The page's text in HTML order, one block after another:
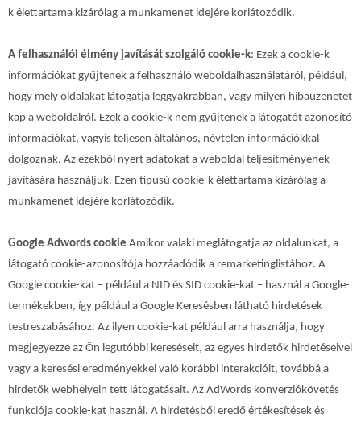
k élettartama kizárólag a munkamenet idejére korlátozódik.
A felhasználói élmény javítását szolgáló cookie-k: Ezek a cookie-k
információkat gyűjtenek a felhasználó weboldalhasználatáról, például,
hogy mely oldalakat látogatja leggyakrabban, vagy milyen hibaüzenetet
kap a weboldalról. Ezek a cookie-k nem gyűjtenek a látogatót azonosító
információkat, vagyis teljesen általános, névtelen információkkal
dolgoznak. Az ezekből nyert adatokat a weboldal teljesítményének
javítására használjuk. Ezen típusú cookie-k élettartama kizárólag a
munkamenet idejére korlátozódik.
Google Adwords cookie Amikor valaki meglátogatja az oldalunkat, a
látogató cookie-azonosítója hozzáadódik a remarketinglistához. A
Google cookie-kat – például a NID és SID cookie-kat – használ a Google-
termékekben, így például a Google Keresésben látható hirdetések
testreszabásához. Az ilyen cookie-kat például arra használja, hogy
megjegyezze az Ön legutóbbi kereséseit, az egyes hirdetők hirdetéseivel
vagy a keresési eredményekkel való korábbi interakcióit, továbbá a
hirdetők webhelyein tett látogatásait. Az AdWords konverziókövetés
funkciója cookie-kat használ. A hirdetésből eredő értékesítések és